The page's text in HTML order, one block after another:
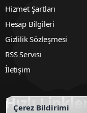
Hizmet Şartları
Hesap Bilgileri
Gizlilik Sözleşmesi
RSS Servisi
İletişim
Hızlı
Çerez Bildirimi